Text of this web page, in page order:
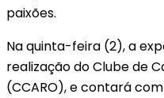
paixões.
Na quinta-feira (2), a
realização do Clube de
(CCARO), e contará